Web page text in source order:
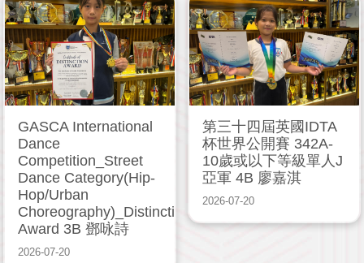
GASCA International
Dance
Competition_Street
Dance Category(Hip-
Hop/Urban
Choreography)_Distinction
Award 3B 鄧咏詩
2026-07-20
第三十四屆英國IDTA
杯世界公開賽 342A-
10歲或以下等級單人J
亞軍 4B 廖嘉淇
2026-07-20